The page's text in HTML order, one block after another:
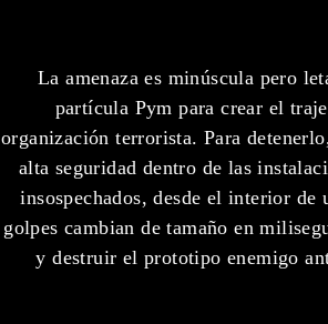
La amenaza es minúscula pero
partícula Pym para crear el
organización terrorista. Para
alta seguridad dentro de las
insospechados, desde el interior
golpes cambian de tamaño en
y destruir el prototipo enemigo